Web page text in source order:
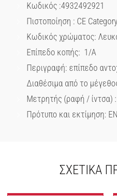
Κωδικός :4932492921
Πιστοποίηση : CE
Κωδικός χρώματος:
Επίπεδο κοπής: 1/Α
Περιγραφή: επίπεδο
Διαθέσιμα από το
Μετρητής (ραφή / ίντσα)
Πρότυπο και εκτίμηση:
ΣΧΕΤΙΚΆ